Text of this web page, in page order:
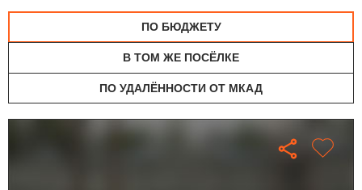
ПО БЮДЖЕТУ
В ТОМ ЖЕ ПОСЁЛКЕ
ПО УДАЛЁННОСТИ ОТ МКАД